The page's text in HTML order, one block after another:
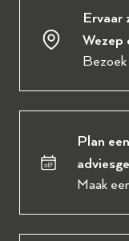
Ervaar
Wezep
Bezoek
Plan
Maak